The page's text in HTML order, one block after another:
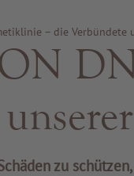
– die Verbündete
zu